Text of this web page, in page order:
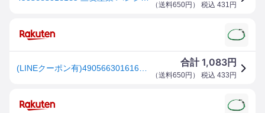
（送料650円 ） 税込 431 円
合計1,083円
（送料650円 ） 税込 433 円